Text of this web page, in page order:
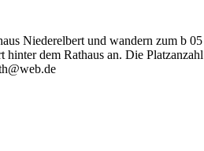
Niederelbert und wandern zum b
dem Rathaus an. Die